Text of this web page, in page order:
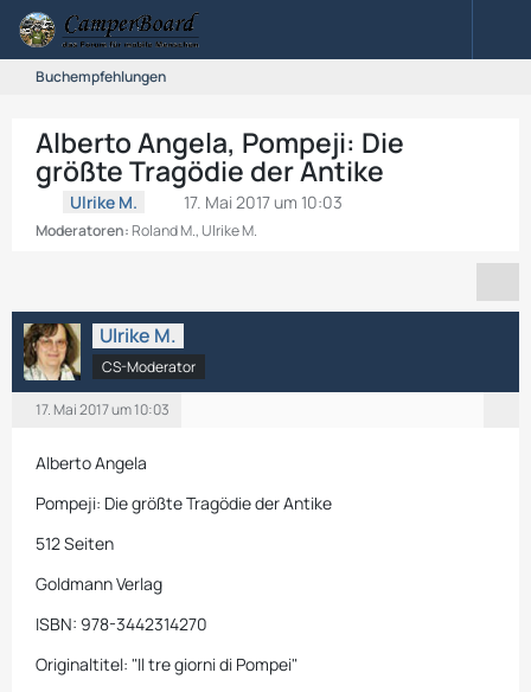
Buchempfehlungen
Alberto Angela, Pompeji: Die
größte Tragödie der Antike
Ulrike M. 17. Mai 2017 um 10:03
Moderatoren: Roland M., Ulrike M.
Ulrike M.
CS-Moderator
17. Mai 2017 um 10:03
Alberto Angela
Pompeji: Die größte Tragödie der Antike
512 Seiten
Goldmann Verlag
ISBN: 978-3442314270
Originaltitel: "Il tre giorni di Pompei"